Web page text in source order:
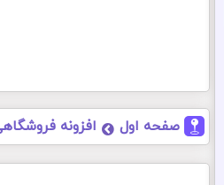
صفحه اول افزونه